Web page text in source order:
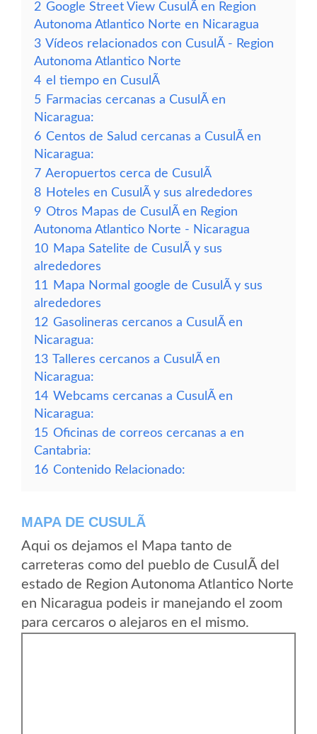
2 Google Street View CusulÃ­ en Region
Autonoma Atlantico Norte en Nicaragua
3 Vídeos relacionados con CusulÃ­ - Region
Autonoma Atlantico Norte
4 el tiempo en CusulÃ­
5 Farmacias cercanas a CusulÃ­ en
Nicaragua:
6 Centos de Salud cercanas a CusulÃ­ en
Nicaragua:
7 Aeropuertos cerca de CusulÃ­
8 Hoteles en CusulÃ­ y sus alrededores
9 Otros Mapas de CusulÃ­ en Region
Autonoma Atlantico Norte - Nicaragua
10 Mapa Satelite de CusulÃ­ y sus
alrededores
11
Mapa Normal google de CusulÃ­ y sus
alrededores
12 Gasolineras cercanos a CusulÃ­ en
Nicaragua:
13 Talleres cercanos a CusulÃ­ en
Nicaragua:
14 Webcams cercanas a CusulÃ­ en
Nicaragua:
15 Oficinas de correos cercanas a en
Cantabria:
16 Contenido Relacionado:
MAPA DE CUSULÃ­
Aqui os dejamos el Mapa tanto de
carreteras como del pueblo de CusulÃ­ del
estado de Region Autonoma Atlantico Norte
en Nicaragua podeis ir manejando el zoom
para cercaros o alejaros en el mismo.